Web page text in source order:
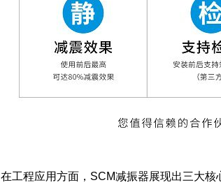
在工程应用方面，SCM减振器展现出三大